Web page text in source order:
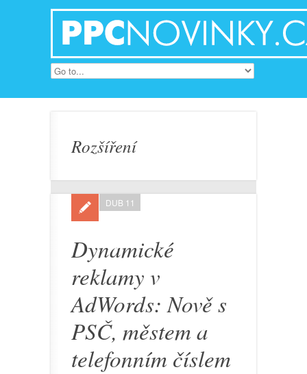
Rozšíření
Dynamické
reklamy v
AdWords: Nově s
PSČ, městem a
telefonním číslem
DUB 11